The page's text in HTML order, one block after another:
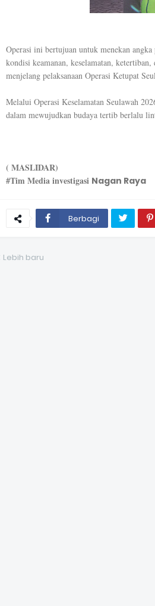
Operasi ini bertujuan untuk menekan
kondisi keamanan, keselamatan,
menjelang pelaksanaan Operasi Ketupat
Melalui Operasi Keselamatan Seulawah
dalam mewujudkan budaya tertib berlalu
( MASLIDAR)
#Tim Media investigasi Nagan Raya
Berbagi
Lebih baru